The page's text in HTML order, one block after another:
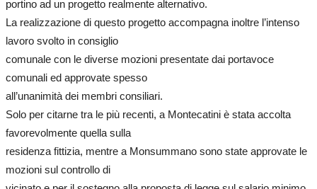
portino ad un progetto realmente alternativo.
La realizzazione di questo progetto accompagna inoltre l’intenso
lavoro svolto in consiglio
comunale con le diverse mozioni presentate dai portavoce
comunali ed approvate spesso
all’unanimità dei membri consiliari.
Solo per citarne tra le più recenti, a Montecatini è stata accolta
favorevolmente quella sulla
residenza fittizia, mentre a Monsummano sono state approvate le
mozioni sul controllo di